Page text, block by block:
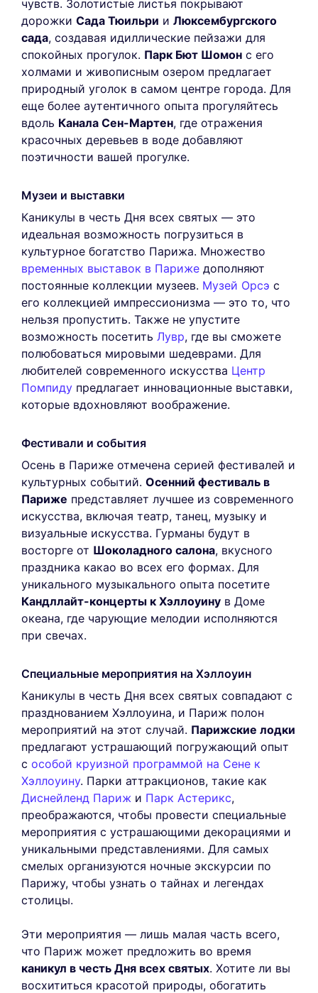
чувств. Золотистые листья покрывают
дорожки Сада Тюильри и Люксембургского
сада, создавая идиллические пейзажи для
спокойных прогулок. Парк Бют Шомон с его
холмами и живописным озером предлагает
природный уголок в самом центре города. Для
еще более аутентичного опыта прогуляйтесь
вдоль Канала Сен-Мартен, где отражения
красочных деревьев в воде добавляют
поэтичности вашей прогулке.
Музеи и выставки
Каникулы в честь Дня всех святых — это
идеальная возможность погрузиться в
культурное богатство Парижа. Множество
временных выставок в Париже дополняют
постоянные коллекции музеев. Музей Орсэ с
его коллекцией импрессионизма — это то, что
нельзя пропустить. Также не упустите
возможность посетить Лувр, где вы сможете
полюбоваться мировыми шедеврами. Для
любителей современного искусства Центр
Помпиду предлагает инновационные выставки,
которые вдохновляют воображение.
Фестивали и события
Осень в Париже отмечена серией фестивалей и
культурных событий. Осенний фестиваль в
Париже представляет лучшее из современного
искусства, включая театр, танец, музыку и
визуальные искусства. Гурманы будут в
восторге от Шоколадного салона, вкусного
праздника какао во всех его формах. Для
уникального музыкального опыта посетите
Кандллайт-концерты к Хэллоуину в Доме
океана, где чарующие мелодии исполняются
при свечах.
Специальные мероприятия на Хэллоуин
Каникулы в честь Дня всех святых совпадают с
празднованием Хэллоуина, и Париж полон
мероприятий на этот случай. Парижские лодки
предлагают устрашающий погружающий опыт
с особой круизной программой на Сене к
Хэллоуину. Парки аттракционов, такие как
Диснейленд Париж и Парк Астерикс,
преображаются, чтобы провести специальные
мероприятия с устрашающими декорациями и
уникальными представлениями. Для самых
смелых организуются ночные экскурсии по
Парижу, чтобы узнать о тайнах и легендах
столицы.
Эти мероприятия — лишь малая часть всего,
что Париж может предложить во время
каникул в честь Дня всех святых. Хотите ли вы
восхититься красотой природы, обогатить